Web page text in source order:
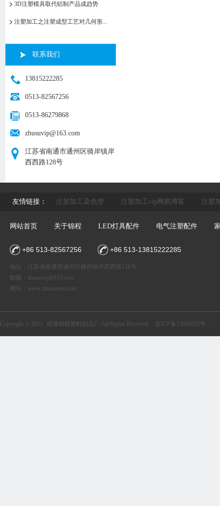
3D注塑模具取代铝制产品成趋势
注塑加工之注塑成型工艺对几何形...
联系我们
13815222285
0513-82567256
0513-86279868
zhusuvip@163.com
江苏省南通市通州区骑岸镇岸
西西路128号
友情链接： 注塑加工染色管 注塑加工vip网易博客 注塑
网站首页 关于锦程 LED灯具配件 电气注塑配件
+86 513-82567256 +86 513-13815222285
地址：江苏省南通市通州区骑岸镇岸西西路128号
邮箱： zhusuvip@163.com
网址： www.zhusuoem.com
Copyright © 2015 南通锦程塑料制品厂 All Rights Reserved. 苏ICP备15016633号